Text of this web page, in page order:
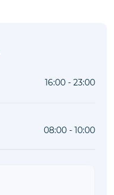
16:00 - 23:00
08:00 - 10:00